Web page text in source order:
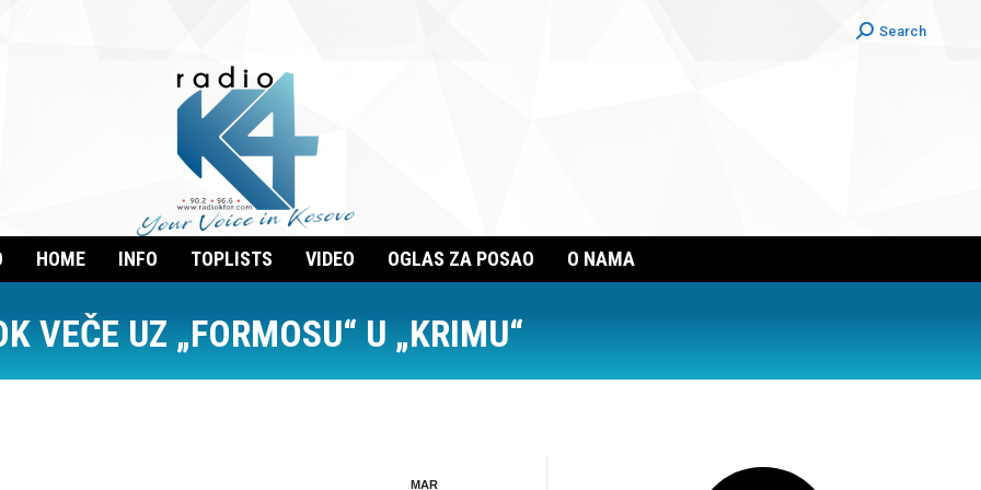
Search:
Search
HOME INFO TOPLISTS VIDEO OGLAS ZA POSAO O NAMA
VEČE UZ „FORMOSU“ U „KRIMU“
MAR